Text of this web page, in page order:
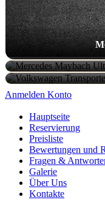
Anmelden Konto
Hauptseite
Reservierung
Preisliste
Bewertungen und
Fragen &
Galerie
Über Uns
Kontakte